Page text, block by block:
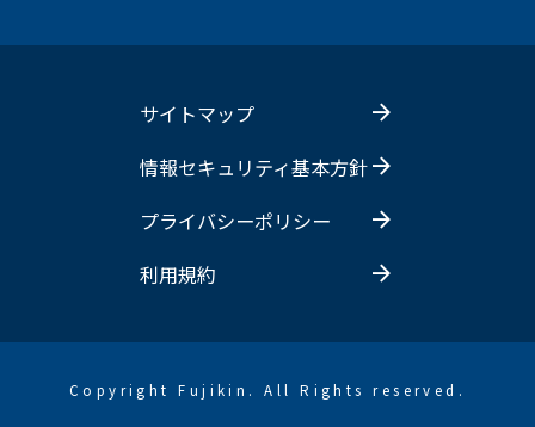
サイトマップ
情報セキュリティ基本方針
プライバシーポリシー
利用規約
Copyright Fujikin. All Rights reserved.